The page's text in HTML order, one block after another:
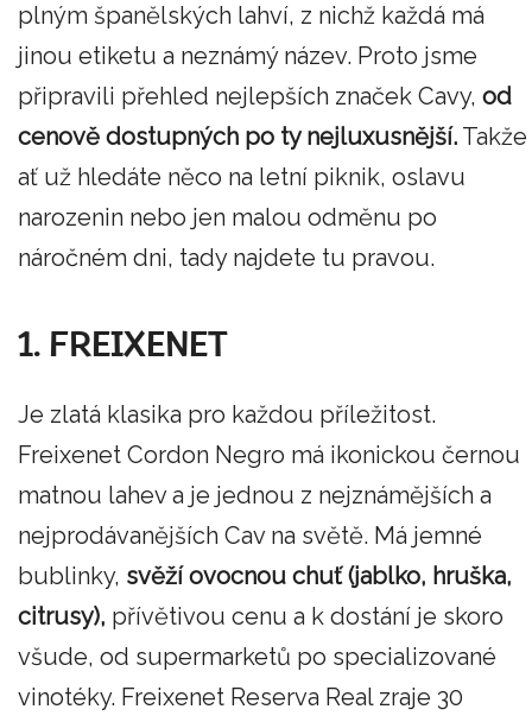
plným španělských lahví, z nichž každá má
jinou etiketu a neznámý název. Proto jsme
připravili přehled nejlepších značek Cavy, od
cenově dostupných po ty nejluxusnější. Takže
ať už hledáte něco na letní piknik, oslavu
narozenin nebo jen malou odměnu po
náročném dni, tady najdete tu pravou.
1. FREIXENET
Je zlatá klasika pro každou příležitost.
Freixenet Cordon Negro má ikonickou černou
matnou lahev a je jednou z nejznámějších a
nejprodávanějších Cav na světě. Má jemné
bublinky, svěží ovocnou chuť (jablko, hruška,
citrusy), přívětivou cenu a k dostání je skoro
všude, od supermarketů po specializované
vinotéky. Freixenet Reserva Real zraje 30